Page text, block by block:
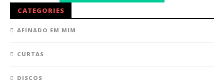
CATEGORIES
AFINADO EM MIM
CURTAS
DISCOS